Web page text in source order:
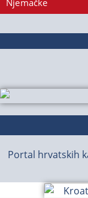
Njemačke
Portal hrvatskih